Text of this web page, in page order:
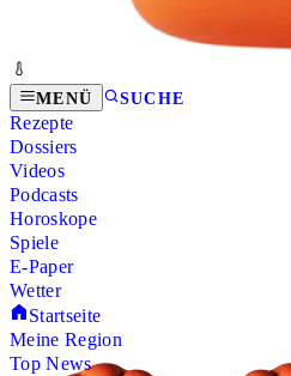
MENÜ SUCHE
Rezepte
Dossiers
Videos
Podcasts
Horoskope
Spiele
E-Paper
Wetter
Startseite
Meine Region
Top News